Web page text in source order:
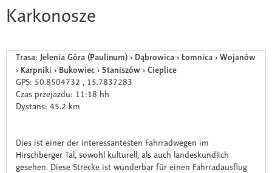
Karkonosze
Trasa: Jelenia Góra (Paulinum) › Dąbrowica › Łomnica › Wojanów
› Karpniki › Bukowiec › Staniszów › Cieplice
GPS: 50.8504732 , 15.7837283
Czas przejazdu: 11:18 hh
Dystans: 45.2 km
Dies ist einer der interessantesten Fahrradwegen im
Hirschberger Tal, sowohl kulturell, als auch landeskundlich
gesehen. Diese Strecke ist wunderbar für einen Fahrradausflug